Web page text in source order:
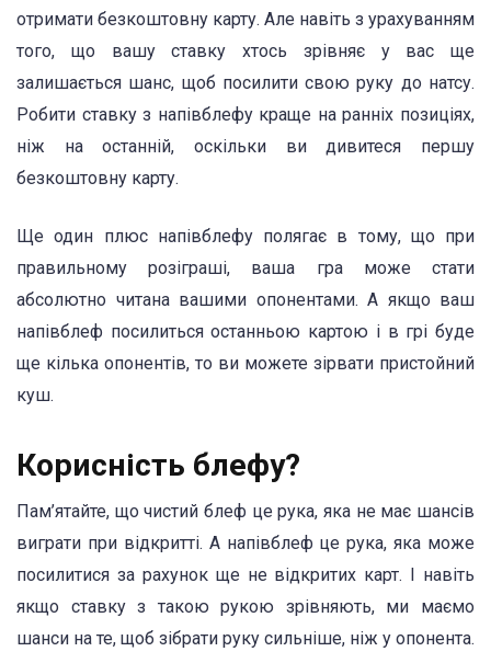
отримати безкоштовну карту. Але навіть з урахуванням
того, що вашу ставку хтось зрівняє у вас ще
залишається шанс, щоб посилити свою руку до натсу.
Робити ставку з напівблефу краще на ранніх позиціях,
ніж на останній, оскільки ви дивитеся першу
безкоштовну карту.
Ще один плюс напівблефу полягає в тому, що при
правильному розіграші, ваша гра може стати
абсолютно читана вашими опонентами. А якщо ваш
напівблеф посилиться останньою картою і в грі буде
ще кілька опонентів, то ви можете зірвати пристойний
куш.
Корисність блефу?
Пам’ятайте, що чистий блеф це рука, яка не має шансів
виграти при відкритті. А напівблеф це рука, яка може
посилитися за рахунок ще не відкритих карт. І навіть
якщо ставку з такою рукою зрівняють, ми маємо
шанси на те, щоб зібрати руку сильніше, ніж у опонента.